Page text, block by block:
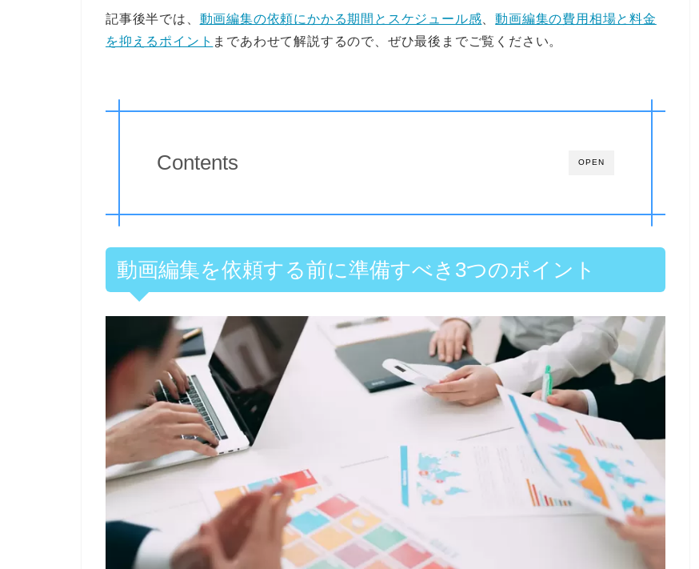
記事後半では、 動画編集の依頼にかかる期間とスケジュール感 、動画編集の費用相場と料金
を抑えるポイント まであわせて解説するので、ぜひ最後までご覧ください。
OPEN
Contents
動画編集を依頼する前に準備すべき3つのポイント